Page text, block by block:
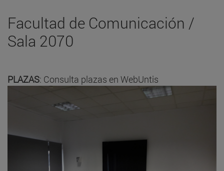
Facultad de Comunicación /
Sala 2070
PLAZAS: Consulta plazas en WebUntis